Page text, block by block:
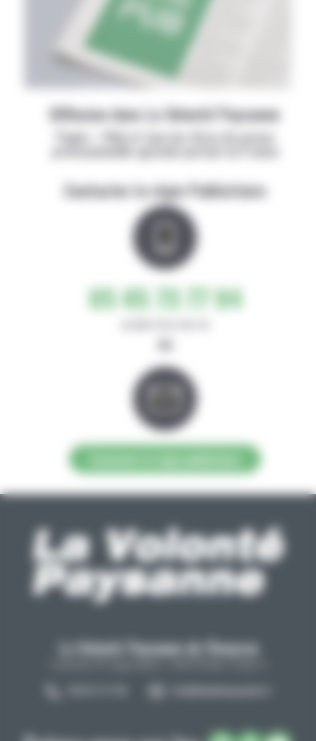
Diffusion dans La Volonté Paysanne
Papier + Web et tous les titres de presse
Contacter la régie Publicitaire
05 65 73 77 94
ou
La Volonté Paysanne de l'Aveyron